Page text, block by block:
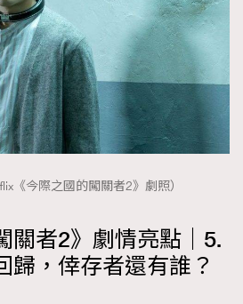
《今際之國的闖關者2》劇照）
關者2》劇情亮點｜5.
歸，倖存者還有誰？